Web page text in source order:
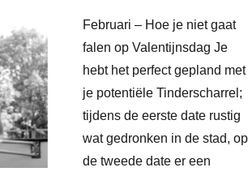
Februari – Hoe je niet gaat
falen op Valentijnsdag Je
hebt het perfect gepland met
je potentiële Tinderscharrel;
tijdens de eerste date rustig
wat gedronken in de stad, op
de tweede date er een